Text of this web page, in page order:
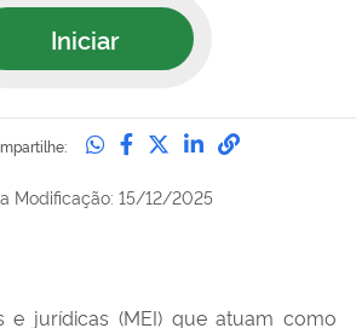
Iniciar
Compartilhe no
Compartilhe no
Compartilhe no
Compartilhe
Modificação: 15/12/2025
e jurídicas (MEI) que atuam como